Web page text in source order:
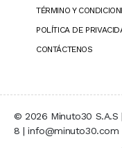
TÉRMINO Y
POLÍTICA DE
CONTÁCTENOS
© 2026 Minuto30
8 | info@minuto30.com